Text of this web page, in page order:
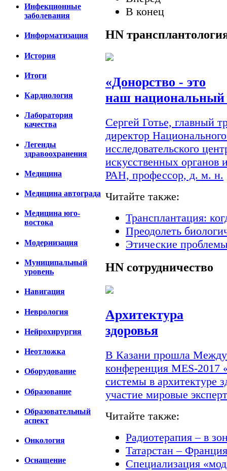
Инфекционные
заболевания
Информатизация
История
Итоги
Кардиология
Лаборатория
качества
Легенды
здравоохранения
Медицина
Медицина автограда
Медицина юго-
востока
Модернизация
Муниципальный
уровень
Навигация
Неврология
Нейрохирургия
Неотложка
Оборудование
Образование
Образовательный
аспект
Онкология
Оснащение
В конец
HN
«Донорство - это
наш национальный
Сергей Готье, главный
директор
исследовательского
искусственных
РАН, профессор, д. м. н.
Читайте также:
Трансплантация:
Преодолеть
Этические
HN сотрудничество
Архитектура
здоровья
В Казани прошла
конференция MES-
системы в архитектуре
участие мировые
Читайте также:
Радиотерапия – в
Татарстан –
Специализация